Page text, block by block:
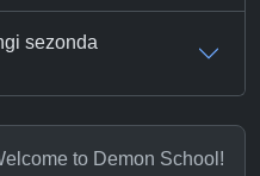
sezonda
to Demon School!